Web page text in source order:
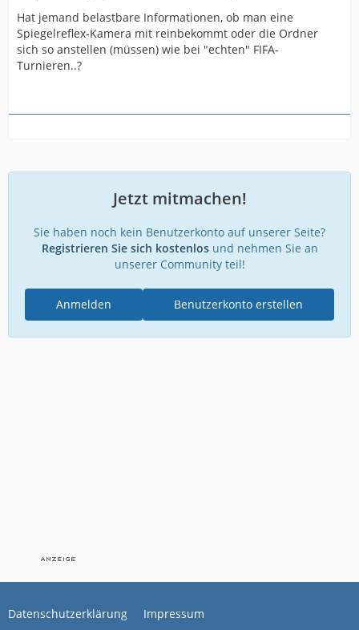
Hat jemand belastbare Informationen, ob man eine
Spiegelreflex-Kamera mit reinbekommt oder die Ordner
sich so anstellen (müssen) wie bei "echten" FIFA-
Turnieren..?
Jetzt mitmachen!
Sie haben noch kein Benutzerkonto auf unserer Seite?
Registrieren Sie sich kostenlosund nehmen Sie an
unserer Community teil!
Benutzerkonto erstellen
Anmelden
Datenschutzerklärung Impressum